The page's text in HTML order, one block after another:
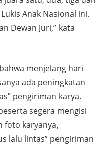
Anak Nasional ini.
Dewan Juri,” kata
menjelang hari
ada peningkatan
pengiriman karya.
segera mengisi
foto karyanya,
lalu lintas” pengiriman